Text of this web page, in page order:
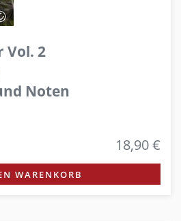
Vol. 2
Noten
18,90 €
WARENKORB